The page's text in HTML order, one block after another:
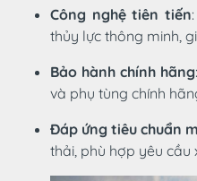
Công nghệ tiên tiến
thủy lực thông minh,
Bảo hành chính hãng
và phụ tùng chính
Đáp ứng tiêu chuẩn
thải, phù hợp yêu cầu